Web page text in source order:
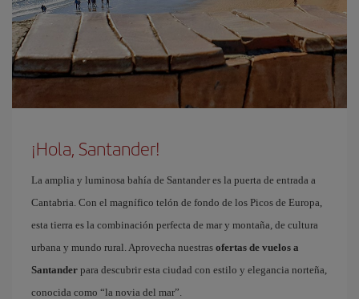
¡Hola, Santander!
La amplia y luminosa bahía de Santander es la puerta de entrada a
Cantabria. Con el magnífico telón de fondo de los Picos de Europa,
esta tierra es la combinación perfecta de mar y montaña, de cultura
urbana y mundo rural. Aprovecha nuestras ofertas de vuelos a
Santander para descubrir esta ciudad con estilo y elegancia norteña,
conocida como “la novia del mar”.